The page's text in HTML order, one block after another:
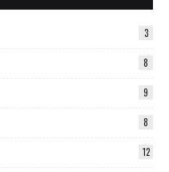
3
8
9
8
12